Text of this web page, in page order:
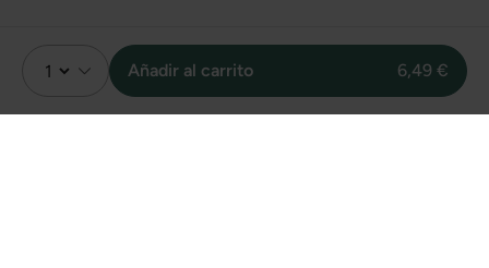
Añadir al carrito 6,49 €